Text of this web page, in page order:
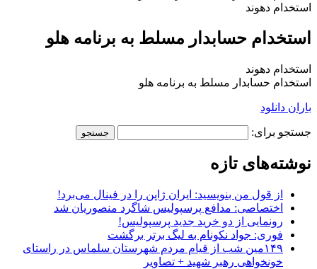
استخدام دهوند
استخدام حسابدار مسلط به برنامه هلو
استخدام دهوند
استخدام حسابدار مسلط به برنامه هلو
باران دانلود
جستجو برای:
نوشته‌های تازه
از قول من بنویسید: ایران ژاپن را در فینال می‌برد!
اختصاصی: مدافع پرسپولیس شاگرد منصوریان شد
رونمایی از دو خرید جدید پرسپولیس!
فوری: جواد نکونام به لیگ برتر برگشت
۱۴۹مین شب از قیام مردم شهرستان سلماس در راستای
خونخواهی رهبر شهید + تصاویر